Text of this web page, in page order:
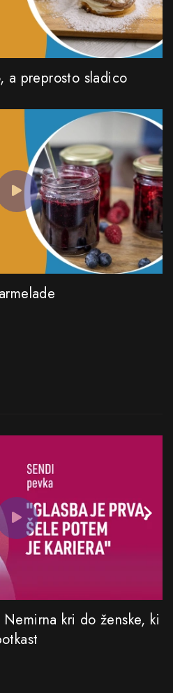
a preprosto sladico
kri do ženske, ki